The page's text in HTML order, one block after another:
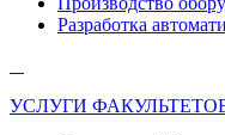
Разработка
УСЛУГИ